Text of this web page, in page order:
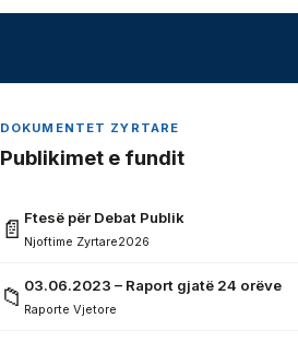
DOKUMENTET ZYRTARE
Publikimet e fundit
📄 Ftesë për Debat Publik
Njoftime Zyrtare2026
📁 03.06.2023 – Raport gjatë 24 orëve
Raporte Vjetore